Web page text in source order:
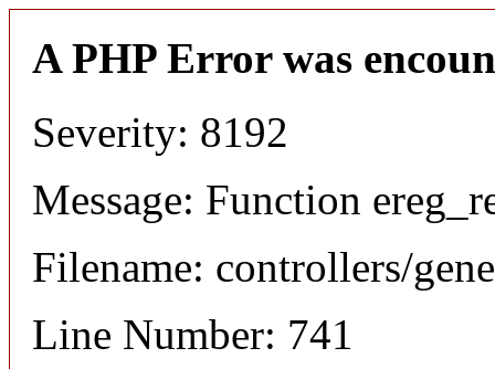
A PHP Error was
Severity: 8192
Message: Function
Filename: controllers/
Line Number: 741